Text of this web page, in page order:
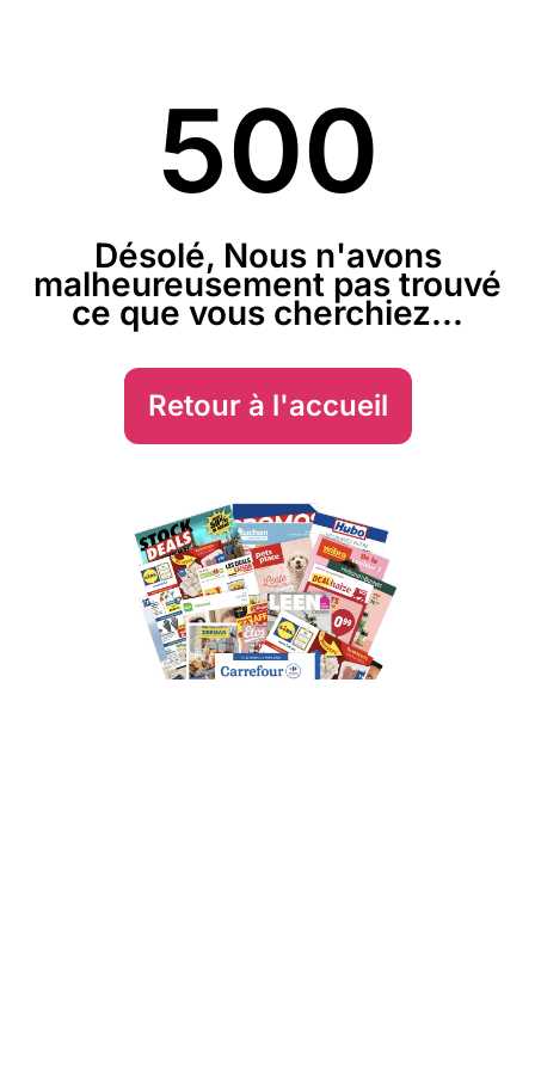
500
Désolé, Nous n'avons
malheureusement pas trouvé
ce que vous cherchiez...
Retour à l'accueil